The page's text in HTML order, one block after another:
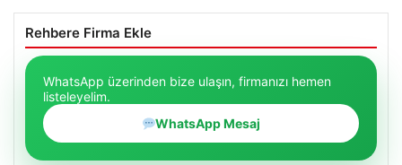
Rehbere Firma Ekle
WhatsApp üzerinden bize ulaşın, firmanızı hemen
listeleyelim.
WhatsApp Mesaj